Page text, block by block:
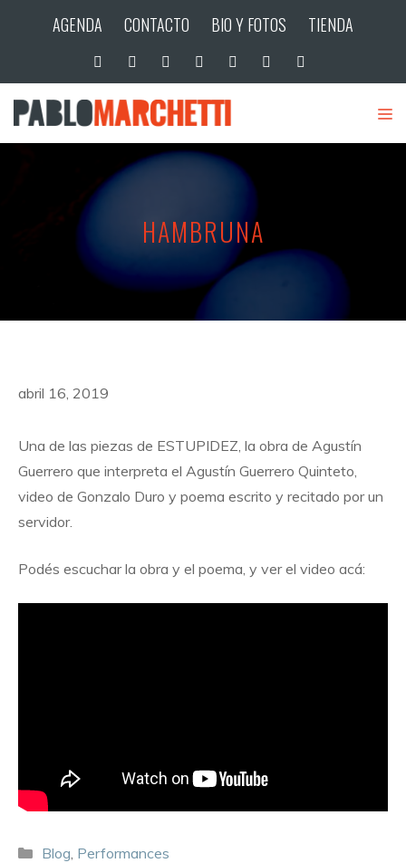
AGENDA CONTACTO BIO Y FOTOS TIENDA
HAMBRUNA
abril 16, 2019
Una de las piezas de ESTUPIDEZ, la obra de Agustín
Guerrero que interpreta el Agustín Guerrero Quinteto,
video de Gonzalo Duro y poema escrito y recitado por un
servidor.
Podés escuchar la obra y el poema, y ver el video acá:
Blog Performances